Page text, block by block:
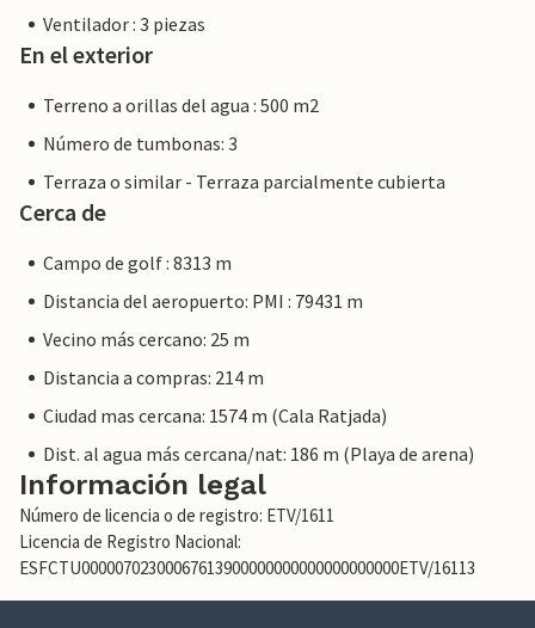
Ventilador : 3 piezas
En el exterior
Terreno a orillas del agua : 500 m2
Número de tumbonas: 3
Terraza o similar - Terraza parcialmente cubierta
Cerca de
Campo de golf : 8313 m
Distancia del aeropuerto: PMI : 79431 m
Vecino más cercano: 25 m
Distancia a compras: 214 m
Ciudad mas cercana: 1574 m (Cala Ratjada)
Dist. al agua más cercana/nat: 186 m (Playa de arena)
Información legal
Número de licencia o de registro: ETV/1611
Licencia de Registro Nacional:
ESFCTU00000702300067613900000000000000000000ETV/16113